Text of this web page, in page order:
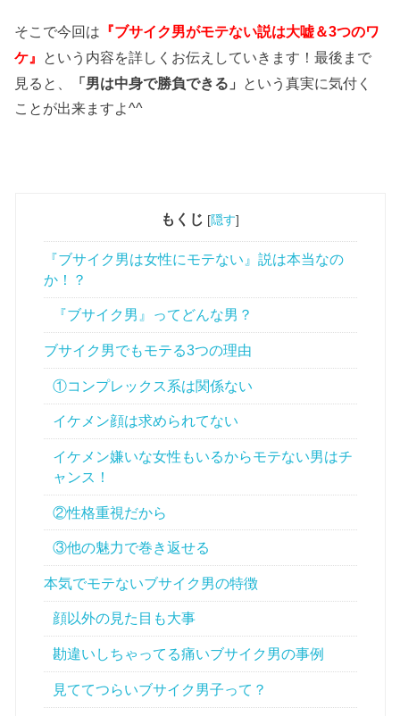
そこで今回は 『ブサイク男がモテない説は大嘘＆3つのワ
ケ』 という内容を詳しくお伝えしていきます！最後まで
見ると、
「男は中身で勝負できる」 という真実に気付く
ことが出来ますよ^^
もくじ [隠す]
『ブサイク男は女性にモテない』説は本当なの
か！？
『ブサイク男』ってどんな男？
ブサイク男でもモテる3つの理由
①コンプレックス系は関係ない
イケメン顔は求められてない
イケメン嫌いな女性もいるからモテない男はチ
ャンス！
②性格重視だから
③他の魅力で巻き返せる
本気でモテないブサイク男の特徴
顔以外の見た目も大事
勘違いしちゃってる痛いブサイク男の事例
見ててつらいブサイク男子って？